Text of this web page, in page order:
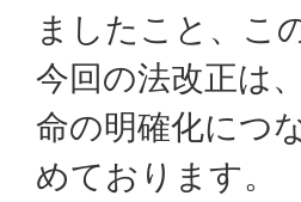
ましたこと、こ
今回の法改正は
命の明確化につ
めております。